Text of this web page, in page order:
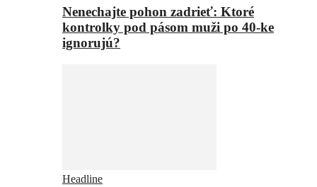
Nenechajte pohon zadrieť: Ktoré
kontrolky pod pásom muži po 40-ke
ignorujú?
Headline